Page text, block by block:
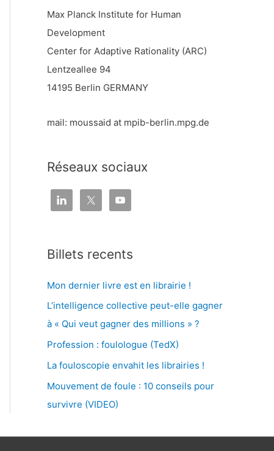
Max Planck Institute for Human
Development
Center for Adaptive Rationality (ARC)
Lentzeallee 94
14195 Berlin GERMANY
mail: moussaid at mpib-berlin.mpg.de
Réseaux sociaux
Billets recents
Mon dernier livre est en librairie !
L’intelligence collective peut-elle gagner
à « Qui veut gagner des millions » ?
Profession : foulologue (TedX)
La fouloscopie envahit les librairies !
Mouvement de foule : 10 conseils pour
survivre (VIDEO)